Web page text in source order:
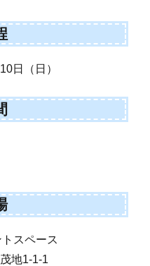
日（日）
スペース
地1-1-1